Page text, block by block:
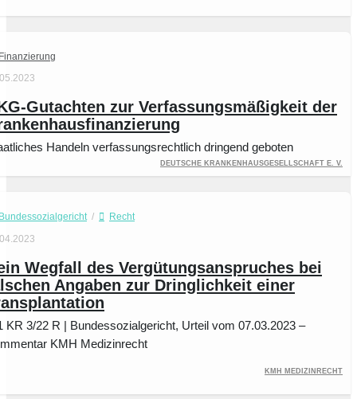
Gutachten zur Verfassungsmäßigkeit der
Handeln verfassungsrechtlich dringend geboten
Deutsche Krankenhausgesellschaft e. V.
/
Recht
Wegfall des Vergütungsanspruches bei
Angaben zur Dringlichkeit einer
KR 3/22 R | Bundessozialgericht, Urteil vom 07.03.2023 –
KMH Medizinrecht
KMH Medizinrecht